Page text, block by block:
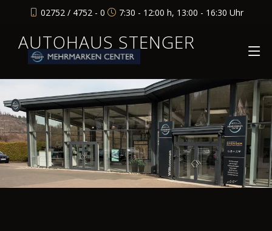
02752 / 4752 - 0 7:30 - 12:00 h, 13:00 - 16:30 Uhr
AUTOHAUS STENGER